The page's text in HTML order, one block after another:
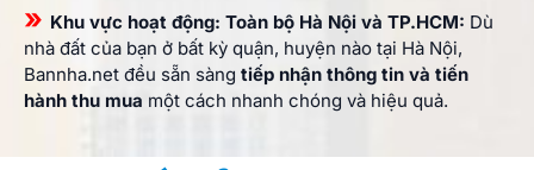
» Khu vực hoạt động: Toàn bộ Hà Nội và TP.HCM: Dù
nhà đất của bạn ở bất kỳ quận, huyện nào tại Hà Nội,
Bannha.net đều sẵn sàng tiếp nhận thông tin và tiến
hành thu mua một cách nhanh chóng và hiệu quả.